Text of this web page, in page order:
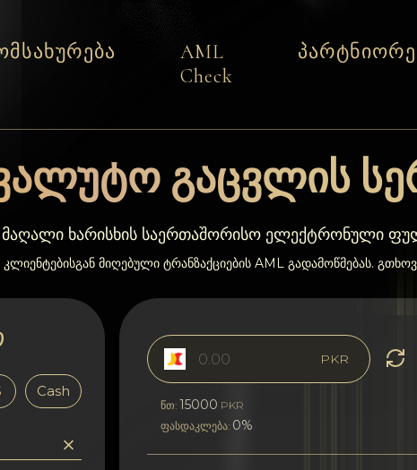
AML
Check
გაცვლის
ხარისხის საერთაშორისო ელექტრონული
მიღებული ტრანზაქციების AML გადამოწმებას.
Cash
PKR
წთ: 15000 PKR
ფასდაკლება: 0%